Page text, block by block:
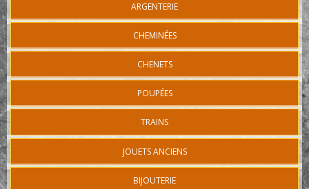
ARGENTERIE
CHEMINÉES
CHENETS
POUPÉES
TRAINS
JOUETS ANCIENS
BIJOUTERIE